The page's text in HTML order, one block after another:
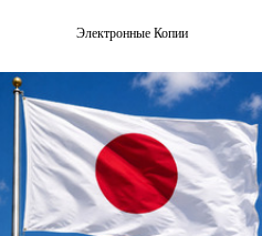
Электронные Копии